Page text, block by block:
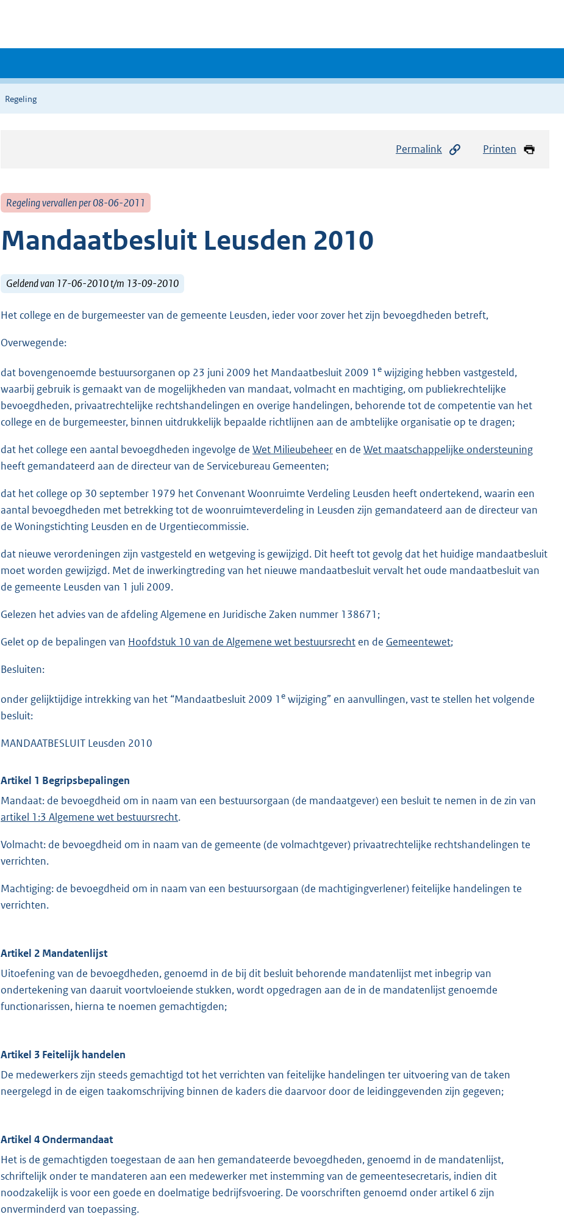
Regeling
Permalink Printen
Regeling vervallen per 08-06-2011
Mandaatbesluit Leusden 2010
Geldend van 17-06-2010 t/m 13-09-2010
Het college en de burgemeester van de gemeente Leusden, ieder voor zover het zijn bevoegdheden betreft,
Overwegende:
dat bovengenoemde bestuursorganen op 23 juni 2009 het Mandaatbesluit 2009 1 e wijziging hebben vastgesteld,
waarbij gebruik is gemaakt van de mogelijkheden van mandaat, volmacht en machtiging, om publiekrechtelijke
bevoegdheden, privaatrechtelijke rechtshandelingen en overige handelingen, behorende tot de competentie van het
college en de burgemeester, binnen uitdrukkelijk bepaalde richtlijnen aan de ambtelijke organisatie op te dragen;
dat het college een aantal bevoegdheden ingevolge de Wet Milieubeheer en de Wet maatschappelijke ondersteuning
heeft gemandateerd aan de directeur van de Servicebureau Gemeenten;
dat het college op 30 september 1979 het Convenant Woonruimte Verdeling Leusden heeft ondertekend, waarin een
aantal bevoegdheden met betrekking tot de woonruimteverdeling in Leusden zijn gemandateerd aan de directeur van
de Woningstichting Leusden en de Urgentiecommissie.
dat nieuwe verordeningen zijn vastgesteld en wetgeving is gewijzigd. Dit heeft tot gevolg dat het huidige mandaatbesluit
moet worden gewijzigd. Met de inwerkingtreding van het nieuwe mandaatbesluit vervalt het oude mandaatbesluit van
de gemeente Leusden van 1 juli 2009.
Gelezen het advies van de afdeling Algemene en Juridische Zaken nummer 138671;
Gelet op de bepalingen van Hoofdstuk 10 van de Algemene wet bestuursrecht en de Gemeentewet;
Besluiten:
onder gelijktijdige intrekking van het “Mandaatbesluit 2009 1 e wijziging” en aanvullingen, vast te stellen het volgende
besluit:
MANDAATBESLUIT Leusden 2010
Artikel 1 Begripsbepalingen
Mandaat: de bevoegdheid om in naam van een bestuursorgaan (de mandaatgever) een besluit te nemen in de zin van
artikel 1:3 Algemene wet bestuursrecht.
Volmacht: de bevoegdheid om in naam van de gemeente (de volmachtgever) privaatrechtelijke rechtshandelingen te
verrichten.
Machtiging: de bevoegdheid om in naam van een bestuursorgaan (de machtigingverlener) feitelijke handelingen te
verrichten.
Artikel 2 Mandatenlijst
Uitoefening van de bevoegdheden, genoemd in de bij dit besluit behorende mandatenlijst met inbegrip van
ondertekening van daaruit voortvloeiende stukken, wordt opgedragen aan de in de mandatenlijst genoemde
functionarissen, hierna te noemen gemachtigden;
Artikel 3 Feitelijk handelen
De medewerkers zijn steeds gemachtigd tot het verrichten van feitelijke handelingen ter uitvoering van de taken
neergelegd in de eigen taakomschrijving binnen de kaders die daarvoor door de leidinggevenden zijn gegeven;
Artikel 4 Ondermandaat
Het is de gemachtigden toegestaan de aan hen gemandateerde bevoegdheden, genoemd in de mandatenlijst,
schriftelijk onder te mandateren aan een medewerker met instemming van de gemeentesecretaris, indien dit
noodzakelijk is voor een goede en doelmatige bedrijfsvoering. De voorschriften genoemd onder artikel 6 zijn
onverminderd van toepassing.